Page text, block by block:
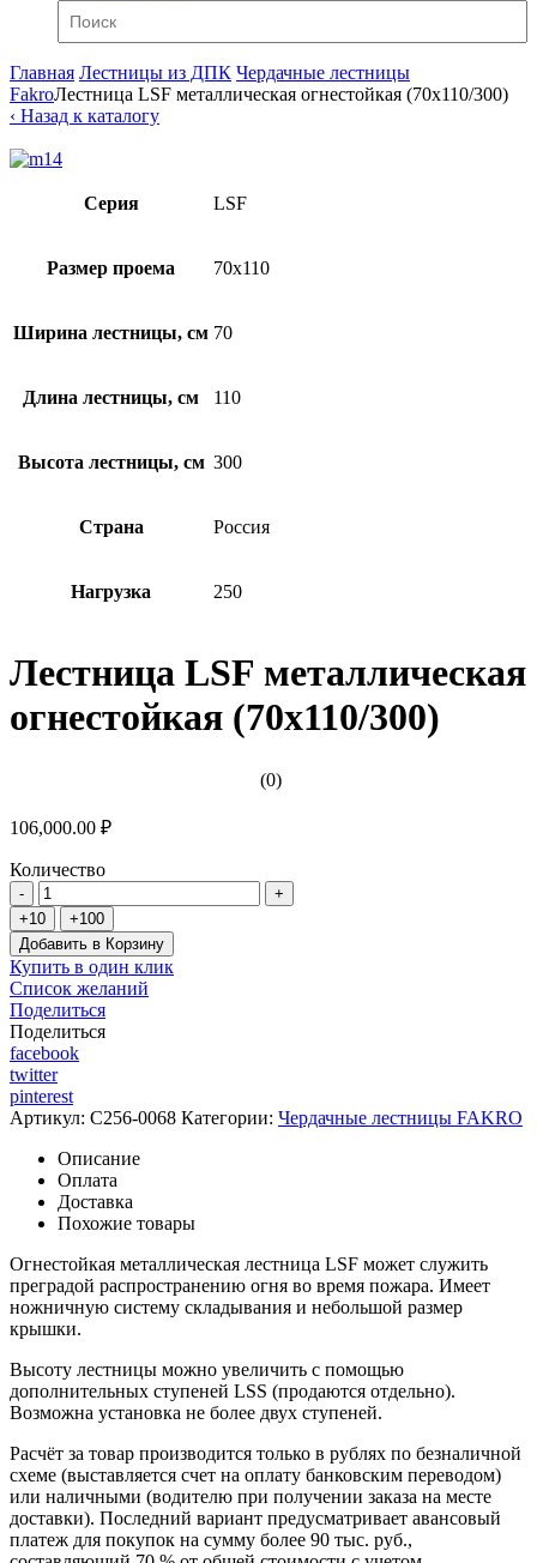
Главная Лестницы из ДПК Чердачные лестницы
FakroЛестница LSF металлическая огнестойкая (70х110/300)
‹ Назад к каталогу
Серия LSF
Размер проема 70x110
Ширина лестницы, см 70
Длина лестницы, см 110
Высота лестницы, см 300
Страна Россия
Нагрузка 250
Лестница LSF металлическая
огнестойкая (70х110/300)
(0)
106,000.00 ₽
Количество
Добавить в Корзину
Купить в один клик
Список желаний
Поделиться
Поделиться
facebook
twitter
pinterest
Артикул: C256-0068 Категории: Чердачные лестницы FAKRO
Описание
Оплата
Доставка
Похожие товары
Огнестойкая металлическая лестница LSF может служить
преградой распространению огня во время пожара. Имеет
ножничную систему складывания и небольшой размер
крышки.
Высоту лестницы можно увеличить с помощью
дополнительных ступеней LSS (продаются отдельно).
Возможна установка не более двух ступеней.
Расчёт за товар производится только в рублях по безналичной
схеме (выставляется счет на оплату банковским переводом)
или наличными (водителю при получении заказа на месте
доставки). Последний вариант предусматривает авансовый
платеж для покупок на сумму более 90 тыс. руб.,